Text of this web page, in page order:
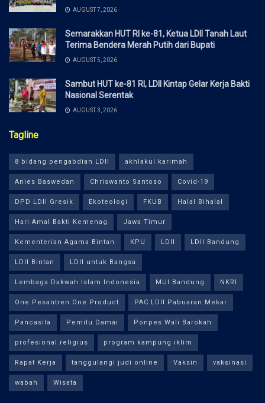
AUGUST 7, 2026
Semarakkan HUT RI ke-81, Ketua LDII Tanah Laut
Terima Bendera Merah Putih dari Bupati
AUGUST 5, 2026
Sambut HUT ke-81 RI, LDII Kintap Gelar Kerja Bakti
Nasional Serentak
AUGUST 3, 2026
Tagline
8 bidang pengabdian LDII akhlakul karimah
Anies Baswedan Chriswanto Santoso Covid-19
DPD LDII Gresik Ekoteologi FKUB Halal Bihalal
Hari Amal Bakti Kemenag Jawa Timur
Kementerian Agama Bintan KPU LDII LDII Bandung
LDII Bintan LDII untuk Bangsa
Lembaga Dakwah Islam Indonesia MUI Bandung NKRI
One Pesantren One Product PAC LDII Pabuaran Mekar
Pancasila Pemilu Damai Ponpes Wali Barokah
profesional religius program kampung iklim
Rapat Kerja tanggulangi judi online Vaksin vaksinasi
wabah Wisata